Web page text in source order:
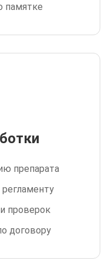
памятке
препарата
проверок
договору